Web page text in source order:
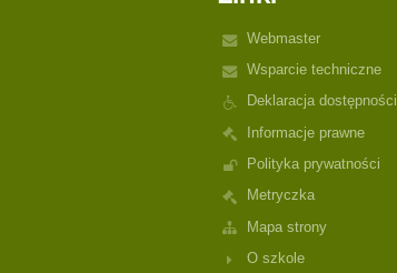
Webmaster
Wsparcie techniczne
Deklaracja dostępności
Informacje prawne
Polityka prywatności
Metryczka
Mapa strony
O szkole